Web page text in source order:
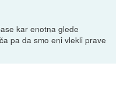
kar enotna glede
pa da smo eni vlekli prave